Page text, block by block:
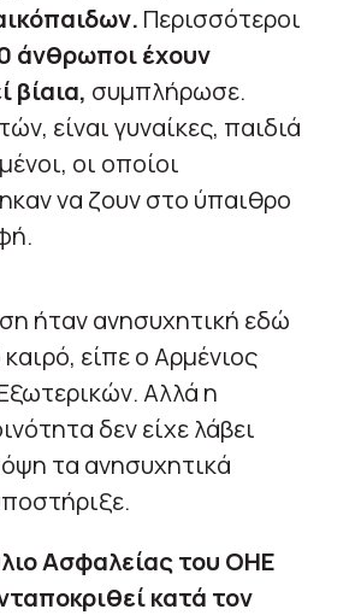
Περισσότεροι
άνθρωποι έχουν
βίαια, συμπλήρωσε.
είναι γυναίκες, παιδιά
οι οποίοι
να ζουν στο ύπαιθρο
ήταν ανησυχητική εδώ
είπε ο Αρμένιος
Αλλά η
δεν είχε λάβει
τα ανησυχητικά
Ασφαλείας του ΟΗΕ
κατά τον